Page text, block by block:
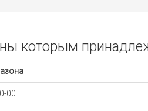
которым
00